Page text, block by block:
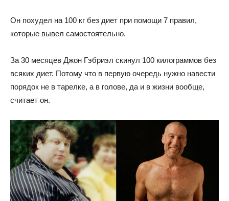
Он похудел на 100 кг без диет при помощи 7 правил,
которые вывел самостоятельно.
За 30 месяцев Джон Гэбриэл скинул 100 килограммов без
всяких диет. Потому что в первую очередь нужно навести
порядок не в тарелке, а в голове, да и в жизни вообще,
считает он.